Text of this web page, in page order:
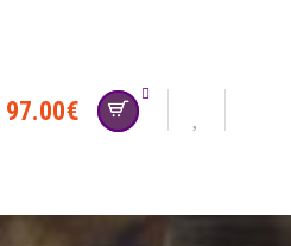
97.00€